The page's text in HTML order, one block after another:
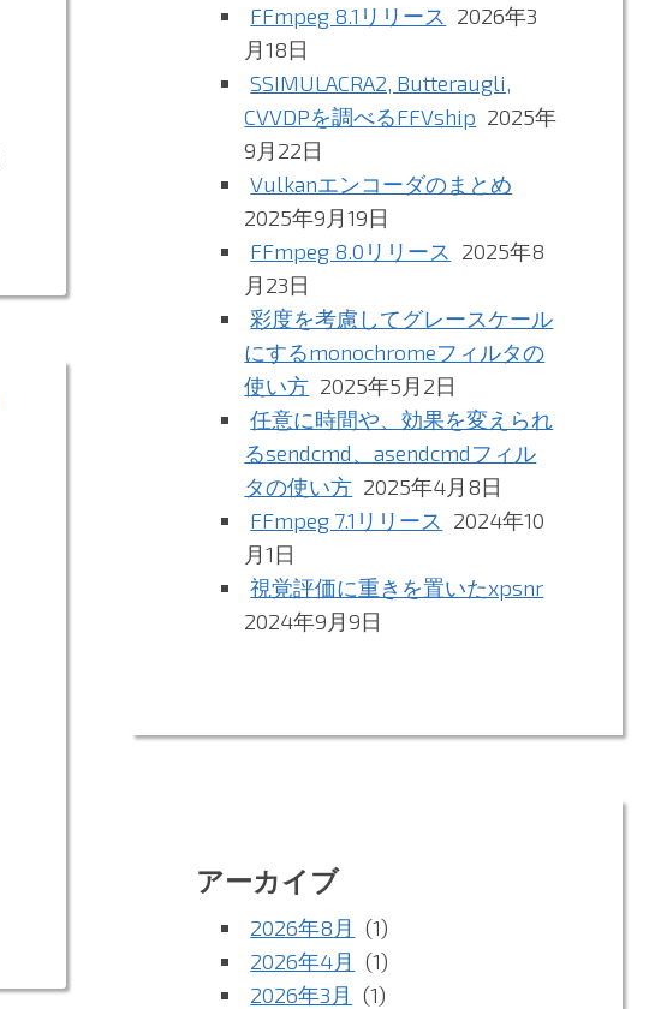
FFmpeg 8.1リリース 2026年3
月18日
SSIMULACRA2, Butteraugli,
CVVDPを調べるFFVship 2025年
9月22日
Vulkanエンコーダのまとめ
2025年9月19日
FFmpeg 8.0リリース 2025年8
月23日
彩度を考慮してグレースケール
にするmonochromeフィルタの
使い方 2025年5月2日
任意に時間や、効果を変えられ
るsendcmd、asendcmdフィル
タの使い方 2025年4月8日
FFmpeg 7.1リリース 2024年10
月1日
視覚評価に重きを置いたxpsnr
2024年9月9日
アーカイブ
2026年8月 (1)
2026年4月 (1)
2026年3月 (1)